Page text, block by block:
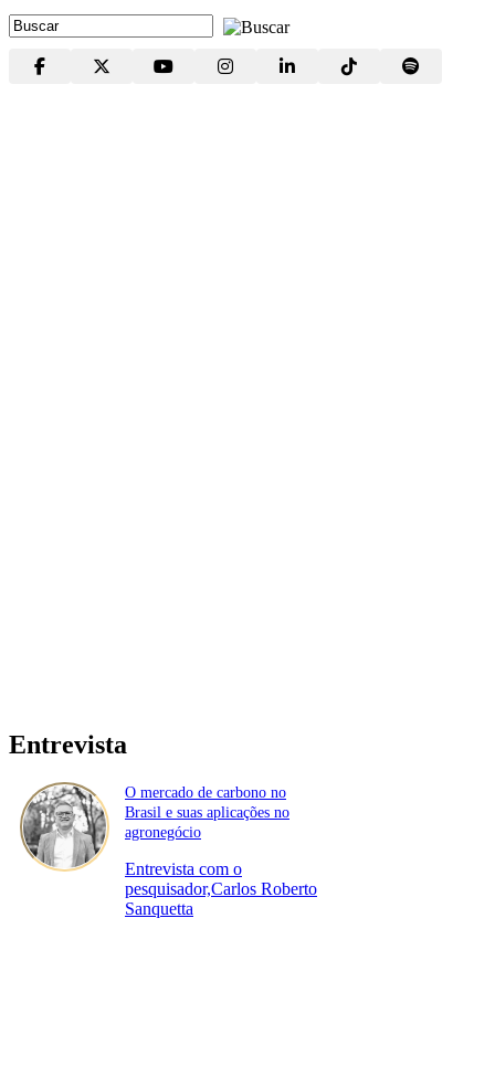
Entrevista
O mercado de carbono no
Brasil e suas aplicações no
agronegócio
Entrevista com o
pesquisador,Carlos Roberto
Sanquetta